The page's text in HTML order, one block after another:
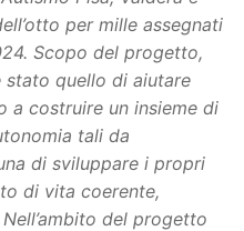
per mille assegnati
Scopo del progetto,
stato quello di aiutare
a costruire un insieme di
tali da
di sviluppare i propri
di vita coerente,
del progetto